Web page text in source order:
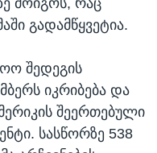
მოიგოს, რაც
გადამწყვეტია.
შედეგის
იკრიბება და
შეერთებული
სასწორზე 538